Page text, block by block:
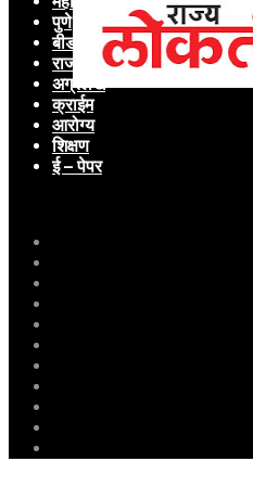
पुणे
बीड
राजकारण
अग्रलेख
क्राईम
आरोग्य
शिक्षण
ई – पेपर